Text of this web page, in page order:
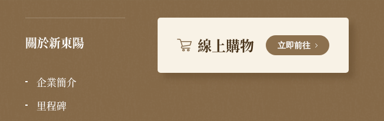
關於新東陽
企業簡介
里程碑
線上購物 立即前往